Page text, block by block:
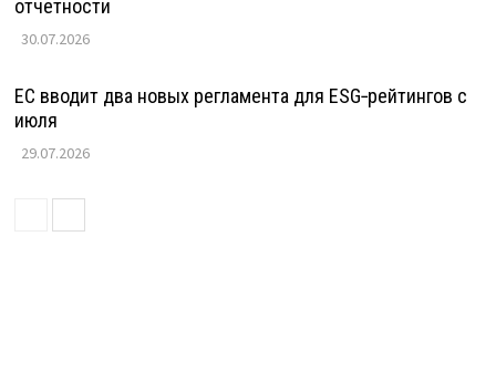
отчетности
30.07.2026
ЕС вводит два новых регламента для ESG‑рейтингов с
июля
29.07.2026